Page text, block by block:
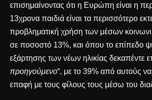
επισημαίνοντας ότι η Ευρώπη είναι η
13χρονα παιδιά είναι τα περισσότερο
προβληματική χρήση των μέσων
σε ποσοστό 13%, και όπου το επίπεδο
εξάρτησης των νέων ηλικίας δεκαπέντε
προηγούμενο“, με το 39% από αυτούς να
επαφή με τους φίλους τους μέσω του